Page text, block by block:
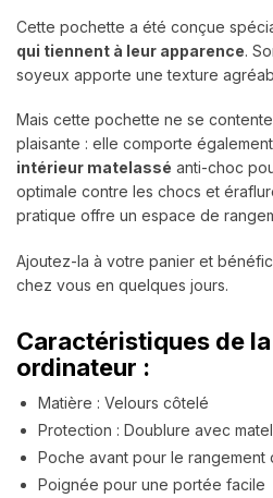
Cette pochette a été conçue
qui tiennent à leur apparence.
soyeux apporte une texture
Mais cette pochette ne se
plaisante : elle comporte
intérieur matelassé anti-choc
optimale contre les chocs et
pratique offre un espace de
Ajoutez-la à votre panier et
chez vous en quelques jours.
Caractéristiques de
ordinateur :
Matière : Velours côtelé
Protection : Doublure avec
Poche avant pour le rangement
Poignée pour une portée facile